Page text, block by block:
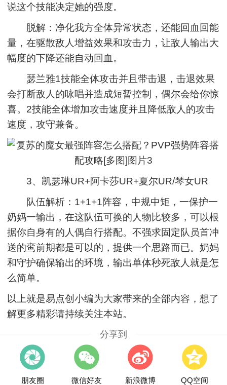
说这个技能决定她的强度。
脱解：净化我方全体异常状态，还能回血回能
量，在驱散敌人增益效果和攻击力，让敌人输出大
幅度的下降还能自动回血。
瑟兰雅1技能全体攻击并且带击退，击退效果
会打断敌人的咏唱并造成短暂控制，偶尔会给你惊
喜。2技能全体增加攻击速度并且降低敌人的攻击
速度，攻守兼备。
3、凯瑟琳UR+阿卡莎UR+夏尔UR/琴女UR
队伍解析：1+1+1阵容，中规中矩，一保护一
奶妈一输出，在这队伍可换的人物比较多，可以根
据你自身有的人偶自行搭配。不强求固定队员首冲
送的鸾前期都是可以的，提供一个思路而已。奶妈
和守护确保输出的环境，输出单体秒死敌人就是怎
么简单。
以上就是易点创小编为大家带来的全部内容，想了
解更多精彩请持续关注本站。
分享到
朋友圈 微信好友 新浪微博 QQ空间